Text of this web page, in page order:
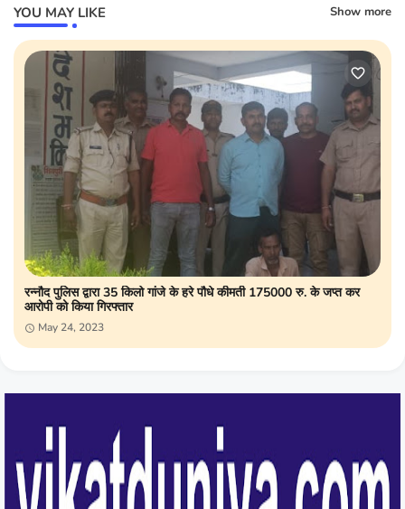
YOU MAY LIKE Show more
रन्नौद पुलिस द्वारा 35 किलो गांजे के हरे पौधे कीमती 175000 रु. के जप्त कर
आरोपी को किया गिरफ्तार
May 24, 2023